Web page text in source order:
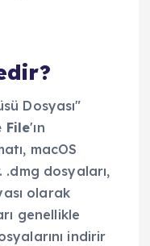
Dosyası"
File'ın
macOS
.dmg dosyaları,
olarak
genellikle
indirir